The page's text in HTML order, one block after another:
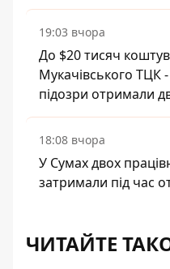
19:03 вчора
До $20 тисяч
Мукачівського ТЦК -
підозри отримали
18:08 вчора
У Сумах двох
затримали під час
ЧИТАЙТЕ